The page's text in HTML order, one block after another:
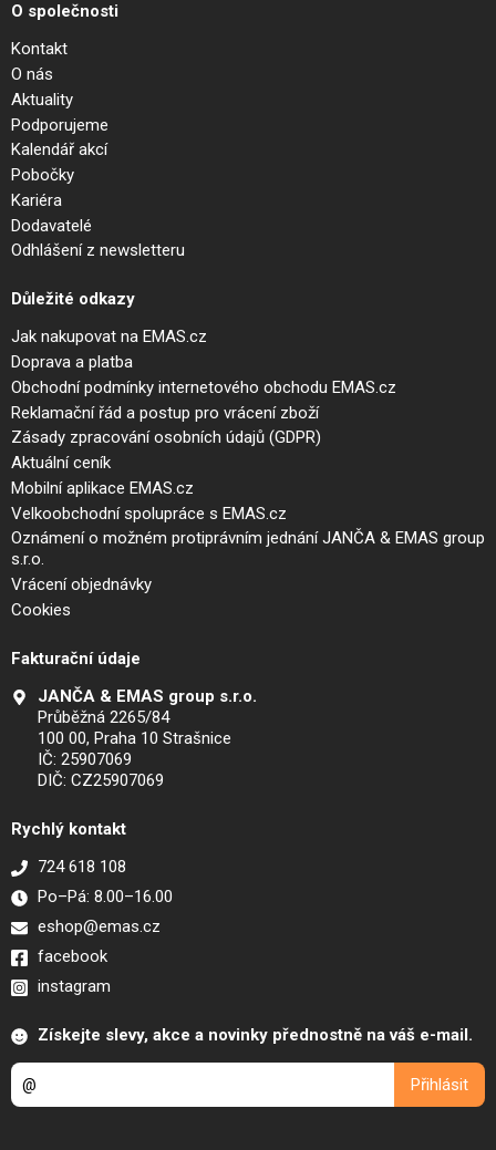
O společnosti
Kontakt
O nás
Aktuality
Podporujeme
Kalendář akcí
Pobočky
Kariéra
Dodavatelé
Odhlášení z newsletteru
Důležité odkazy
Jak nakupovat na EMAS.cz
Doprava a platba
Obchodní podmínky internetového obchodu EMAS.cz
Reklamační řád a postup pro vrácení zboží
Zásady zpracování osobních údajů (GDPR)
Aktuální ceník
Mobilní aplikace EMAS.cz
Velkoobchodní spolupráce s EMAS.cz
Oznámení o možném protiprávním jednání JANČA & EMAS group
s.r.o.
Vrácení objednávky
Cookies
Fakturační údaje
JANČA & EMAS group s.r.o.
Průběžná 2265/84
100 00, Praha 10 Strašnice
IČ: 25907069
DIČ: CZ25907069
Rychlý kontakt
724 618 108
Po–Pá: 8.00–16.00
eshop@emas.cz
facebook
instagram
Získejte slevy, akce a novinky přednostně na váš e-mail.